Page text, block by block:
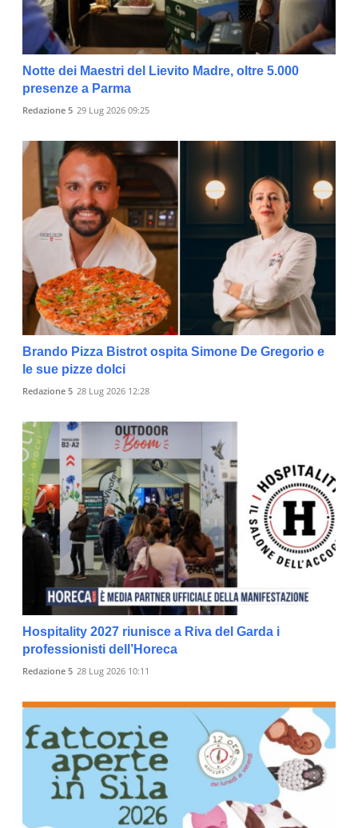
Notte dei Maestri del Lievito Madre, oltre 5.000
presenze a Parma
Redazione 5 29 Lug 2026 09:25
Brando Pizza Bistrot ospita Simone De Gregorio e
le sue pizze dolci
Redazione 5 28 Lug 2026 12:28
Hospitality 2027 riunisce a Riva del Garda i
professionisti dell’Horeca
Redazione 5 28 Lug 2026 10:11